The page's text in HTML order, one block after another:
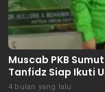
Muscab PKB
Tanfidz Siap Ikuti
4 bulan yang lalu